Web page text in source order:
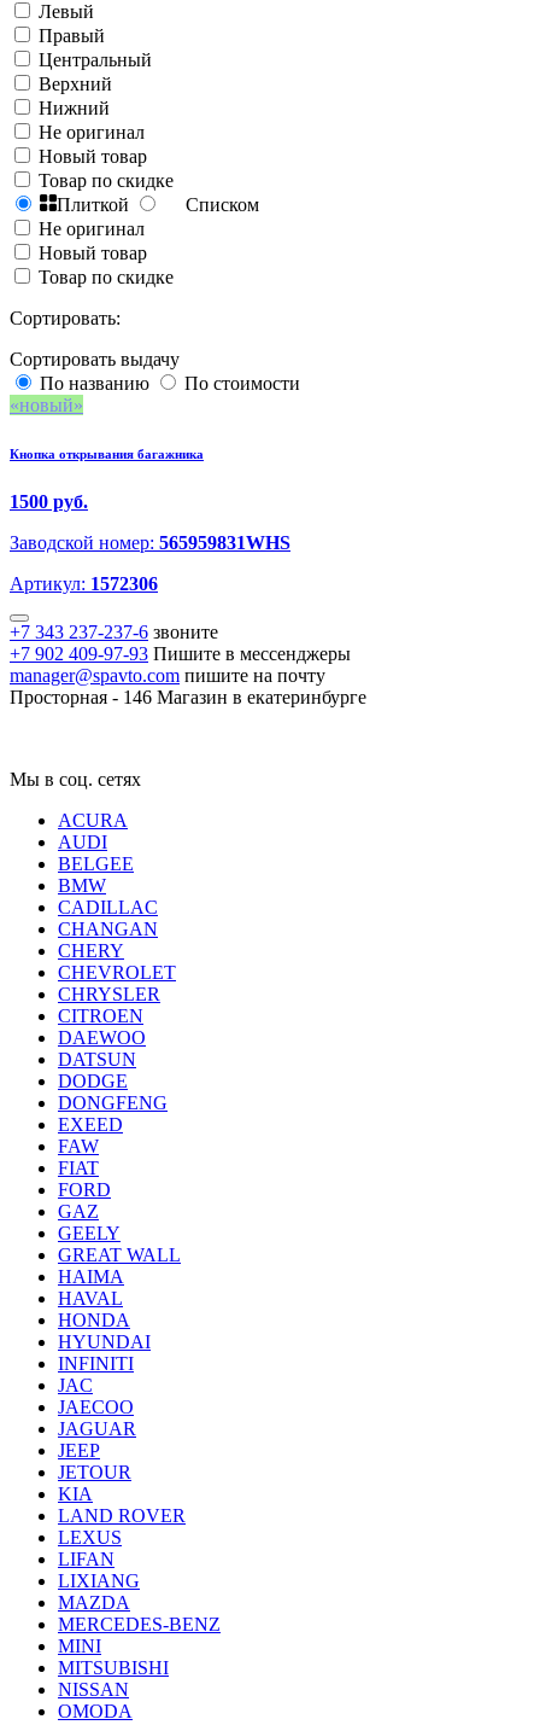
Левый
Правый
Центральный
Верхний
Нижний
Не оригинал
Новый товар
Товар по скидке
Плиткой
Списком
Не оригинал
Новый товар
Товар по скидке
Сортировать:
Сортировать выдачу
По названию
По стоимости
новый
Кнопка открывания багажника
1500 руб.
Заводской номер: 565959831WHS
Артикул: 1572306
+7 343 237-237-6 звоните
+7 902 409-97-93 Пишите в мессенджеры
manager@spavto.com пишите на почту
Просторная - 146 Магазин в екатеринбурге
Мы в соц. сетях
ACURA
AUDI
BELGEE
BMW
CADILLAC
CHANGAN
CHERY
CHEVROLET
CHRYSLER
CITROEN
DAEWOO
DATSUN
DODGE
DONGFENG
EXEED
FAW
FIAT
FORD
GAZ
GEELY
GREAT WALL
HAIMA
HAVAL
HONDA
HYUNDAI
INFINITI
JAC
JAECOO
JAGUAR
JEEP
JETOUR
KIA
LAND ROVER
LEXUS
LIFAN
LIXIANG
MAZDA
MERCEDES-BENZ
MINI
MITSUBISHI
NISSAN
OMODA